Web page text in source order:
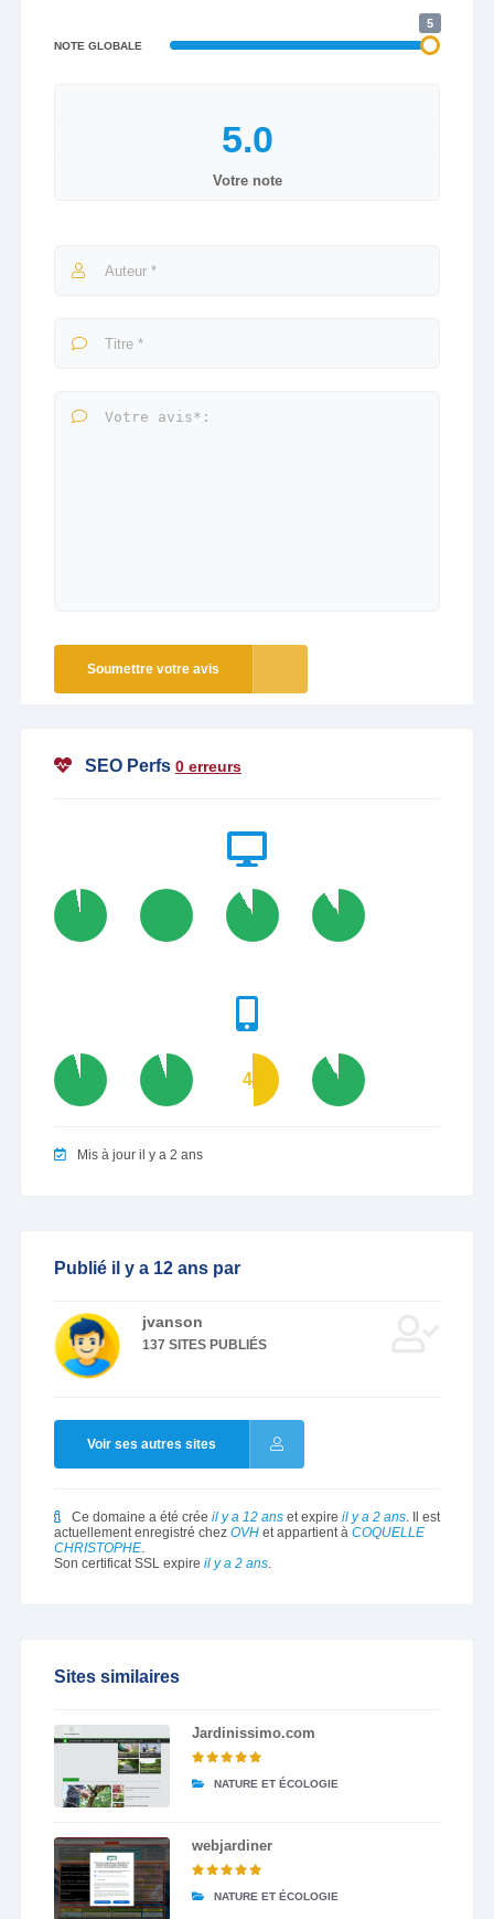
NOTE GLOBALE
5
Votre note
Soumettre votre avis
SEO Perfs 0 erreurs
97 92 91
96 95 49 92
Mis à jour il y a 2 ans
Publié il y a 12 ans par
jvanson
137 SITES PUBLIÉS
Voir ses autres sites
Ce domaine a été crée il y a 12 anset expire il y a 2 ans. Il est
actuellement enregistré chez OVHet appartient à COQUELLE
CHRISTOPHE.
Son certificat SSL expire il y a 2 ans.
Sites similaires
Jardinissimo.com
NATURE ET ÉCOLOGIE
webjardiner
NATURE ET ÉCOLOGIE